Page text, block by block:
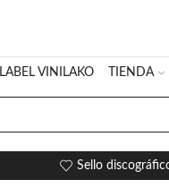
LABEL VINILAKO TIENDA
Sello